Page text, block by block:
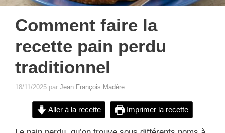
Comment faire la
recette pain perdu
traditionnel
18/11/2025 par Jean François Madère
Aller à la recette Imprimer la recette